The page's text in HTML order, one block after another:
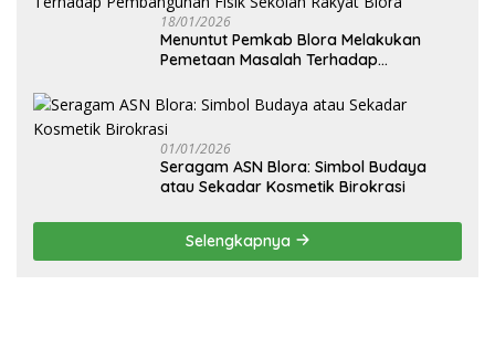
18/01/2026
‎Menuntut Pemkab Blora Melakukan
Pemetaan Masalah Terhadap
Blora
01/01/2026
‎Seragam ASN Blora: Simbol Budaya
atau Sekadar Kosmetik Birokrasi
Selengkapnya